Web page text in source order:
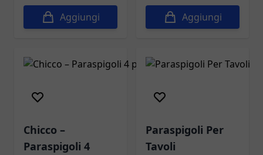
Aggiungi Aggiungi
Chicco –
Paraspigoli 4
Paraspigoli Per
Tavoli